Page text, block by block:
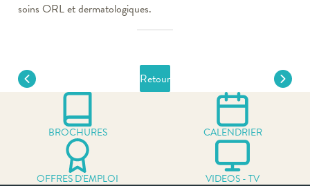
soins ORL et dermatologiques.
Retour
BROCHURES CALENDRIER
OFFRES D'EMPLOI VIDEOS - TV